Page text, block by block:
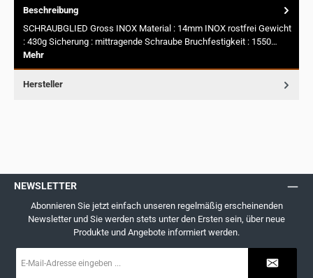
Beschreibung
SCHRAUBGLIED Gross INOX Material : 14mm INOX rostfrei Gewicht
: 430g Sicherung : mittragende Schraube Bruchfestigkeit : 1550…
Mehr
Hersteller
NEWSLETTER
Abonnieren Sie jetzt einfach unseren regelmäßig erscheinenden
Newsletter und Sie werden stets unter den Ersten sein, über neue
Produkte und Angebote informiert werden.
Mail-